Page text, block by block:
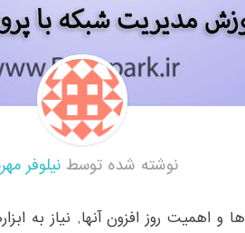
نوشته شده توسط نیلوفر
اهمیت روز افزون آنها, نیاز به